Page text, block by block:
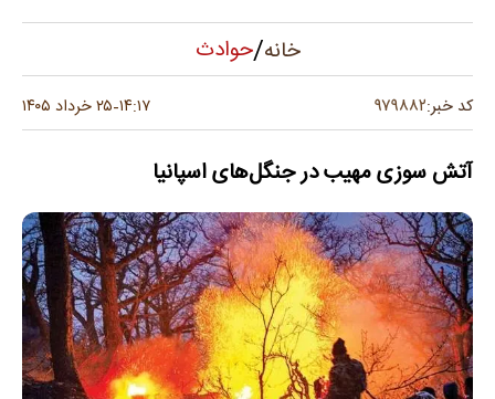
خانه/حوادث
کد خبر:۹۷۹۸۸۲ ۱۴:۱۷-۲۵ خرداد ۱۴۰۵
آتش سوزی مهیب در جنگل‌های اسپانیا